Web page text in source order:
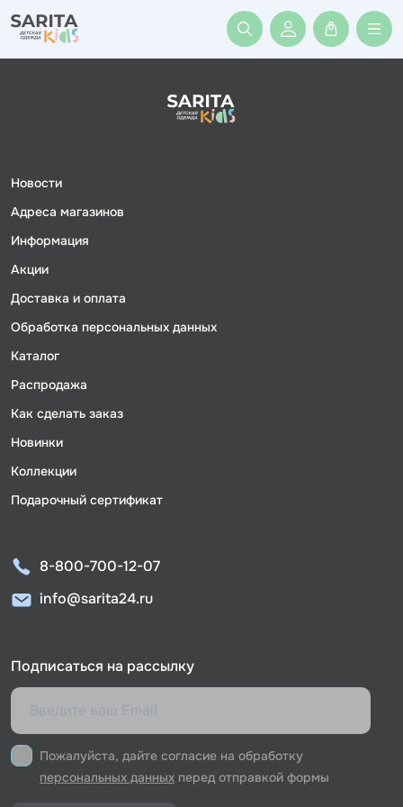
Войти или
Новости
Адреса магазинов
Информация
Акции
Доставка и оплата
Обработка персональных данных
Каталог
Распродажа
Как сделать заказ
Новинки
Коллекции
Подарочный сертификат
8-800-700-12-07
info@sarita24.ru
Подписаться на рассылку
Пожалуйста, дайте согласие на обработку
персональных данных перед отправкой формы